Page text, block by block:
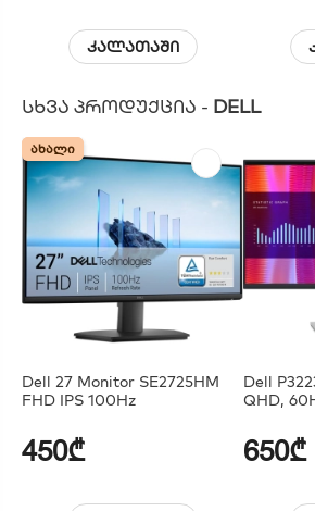
კალათაში
ᲡᲮᲕᲐ ᲞᲠᲝᲓᲣᲥᲪᲘᲐ - DELL
ᲐᲮᲐᲚᲘ
ᲐᲮᲐᲚᲘ
Dell 27 Monitor SE2725HM
FHD IPS 100Hz
450₾
Dell
QHD,
650₾